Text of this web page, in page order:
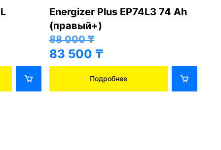
Energizer Plus EP74L3 74 Ah
(правый+)
88 000₸
83 500 ₸
Подробнее